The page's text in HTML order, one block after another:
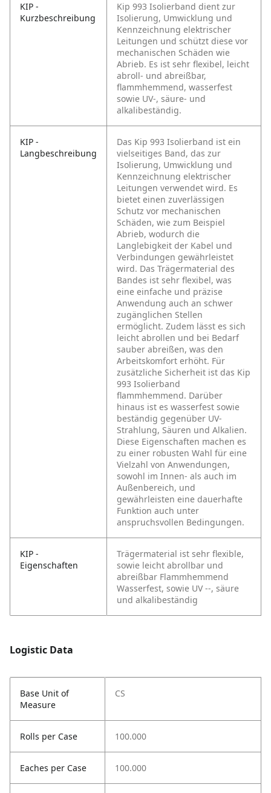
KIP -
Kurzbeschreibung
Kip 993 Isolierband dient zur
Isolierung, Umwicklung und
Kennzeichnung elektrischer
Leitungen und schützt diese vor
mechanischen Schäden wie
Abrieb. Es ist sehr flexibel, leicht
abroll- und abreißbar,
flammhemmend, wasserfest
sowie UV-, säure- und
alkalibeständig.
KIP -
Langbeschreibung
Das Kip 993 Isolierband ist ein
vielseitiges Band, das zur
Isolierung, Umwicklung und
Kennzeichnung elektrischer
Leitungen verwendet wird. Es
bietet einen zuverlässigen
Schutz vor mechanischen
Schäden, wie zum Beispiel
Abrieb, wodurch die
Langlebigkeit der Kabel und
Verbindungen gewährleistet
wird. Das Trägermaterial des
Bandes ist sehr flexibel, was
eine einfache und präzise
Anwendung auch an schwer
zugänglichen Stellen
ermöglicht. Zudem lässt es sich
leicht abrollen und bei Bedarf
sauber abreißen, was den
Arbeitskomfort erhöht. Für
zusätzliche Sicherheit ist das Kip
993 Isolierband
flammhemmend. Darüber
hinaus ist es wasserfest sowie
beständig gegenüber UV-
Strahlung, Säuren und Alkalien.
Diese Eigenschaften machen es
zu einer robusten Wahl für eine
Vielzahl von Anwendungen,
sowohl im Innen- als auch im
Außenbereich, und
gewährleisten eine dauerhafte
Funktion auch unter
anspruchsvollen Bedingungen.
KIP -
Eigenschaften
Trägermaterial ist sehr flexible,
sowie leicht abrollbar und
abreißbar Flammhemmend
Wasserfest, sowie UV --, säure
und alkalibeständig
Logistic Data
Base Unit of
Measure
CS
Rolls per Case 100.000
Eaches per Case 100.000